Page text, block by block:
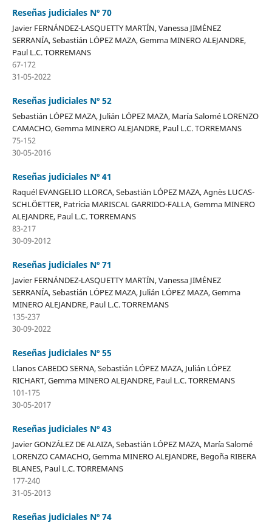
Reseñas judiciales Nº 70
Javier FERNÁNDEZ-LASQUETTY MARTÍN, Vanessa JIMÉNEZ
SERRANÍA, Sebastián LÓPEZ MAZA, Gemma MINERO ALEJANDRE,
Paul L.C. TORREMANS
67-172
31-05-2022
Reseñas judiciales Nº 52
Sebastián LÓPEZ MAZA, Julián LÓPEZ MAZA, María Salomé LORENZO
CAMACHO, Gemma MINERO ALEJANDRE, Paul L.C. TORREMANS
75-152
30-05-2016
Reseñas judiciales Nº 41
Raquél EVANGELIO LLORCA, Sebastián LÓPEZ MAZA, Agnès LUCAS-
SCHLÖETTER, Patricia MARISCAL GARRIDO-FALLA, Gemma MINERO
ALEJANDRE, Paul L.C. TORREMANS
83-217
30-09-2012
Reseñas judiciales Nº 71
Javier FERNÁNDEZ-LASQUETTY MARTÍN, Vanessa JIMÉNEZ
SERRANÍA, Sebastián LÓPEZ MAZA, Julián LÓPEZ MAZA, Gemma
MINERO ALEJANDRE, Paul L.C. TORREMANS
135-237
30-09-2022
Reseñas judiciales Nº 55
Llanos CABEDO SERNA, Sebastián LÓPEZ MAZA, Julián LÓPEZ
RICHART, Gemma MINERO ALEJANDRE, Paul L.C. TORREMANS
101-175
30-05-2017
Reseñas judiciales Nº 43
Javier GONZÁLEZ DE ALAIZA, Sebastián LÓPEZ MAZA, María Salomé
LORENZO CAMACHO, Gemma MINERO ALEJANDRE, Begoña RIBERA
BLANES, Paul L.C. TORREMANS
177-240
31-05-2013
Reseñas judiciales Nº 74